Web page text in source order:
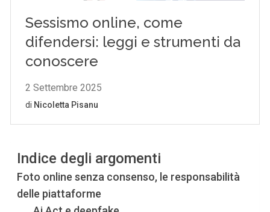
Indice degli argomenti
Foto online senza consenso, le responsabilità
delle piattaforme